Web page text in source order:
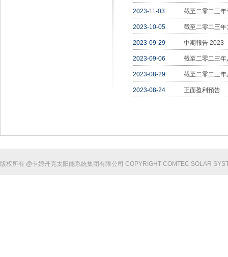
2023-11-03 截至二零二三
2023-10-05 截至二零二三
2023-09-29 中期報告 2023
2023-09-06 截至二零二三
2023-08-29 截至二零二三
2023-08-24 正面盈利預告
版权所有 @卡姆丹克太阳能系统集团有限公司 COPYRIGHT COMTEC SOLAR